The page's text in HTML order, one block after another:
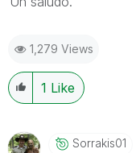
1,279 Views
1 Like
Sorrakis01